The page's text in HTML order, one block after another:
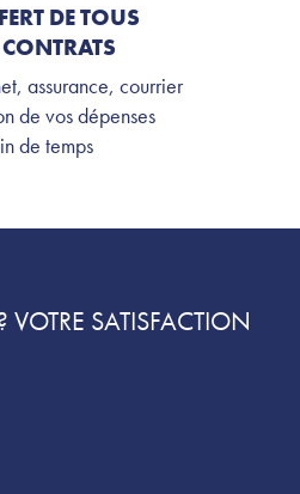
DE TOUS
assurance, courrier
de vos dépenses
de temps
VOTRE SATISFACTION